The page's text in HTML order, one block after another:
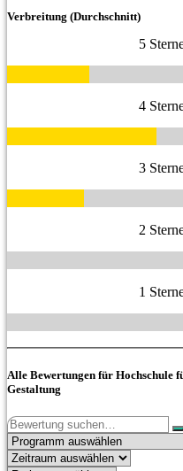
Verbreitung (Durchschnitt)
5
4
3
2
1
Alle Bewertungen für Hochschule
Gestaltung